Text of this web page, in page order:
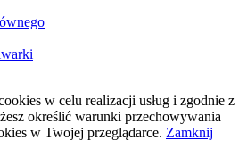
w celu realizacji usług i zgodnie z
określić warunki przechowywania
w Twojej przeglądarce. Zamknij